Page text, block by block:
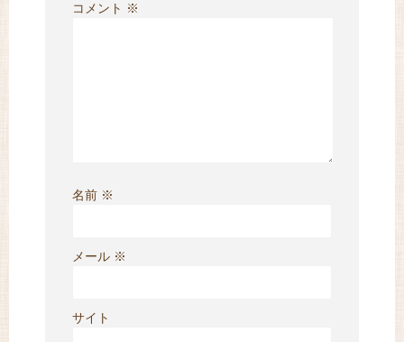
コメント ※
名前 ※
メール ※
サイト